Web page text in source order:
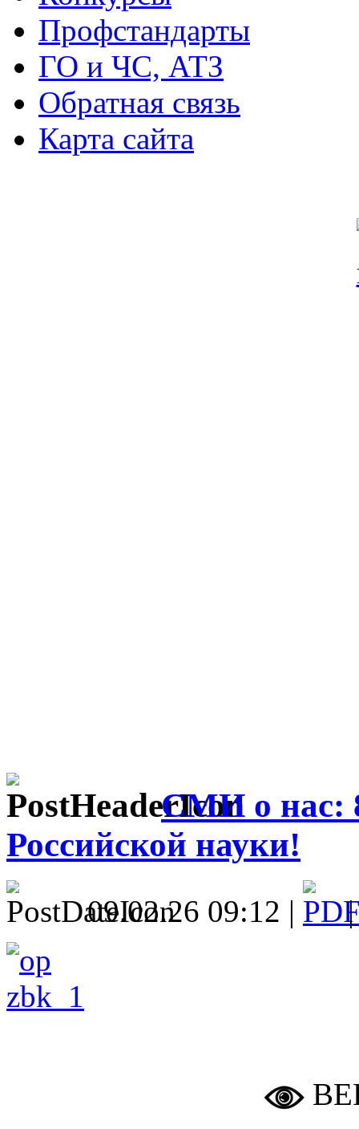
Профстандарты
ГО и ЧС, АТЗ
Обратная связь
Карта сайта
СМИ о нас:
Российской науки!
09.02.26 09:12 |